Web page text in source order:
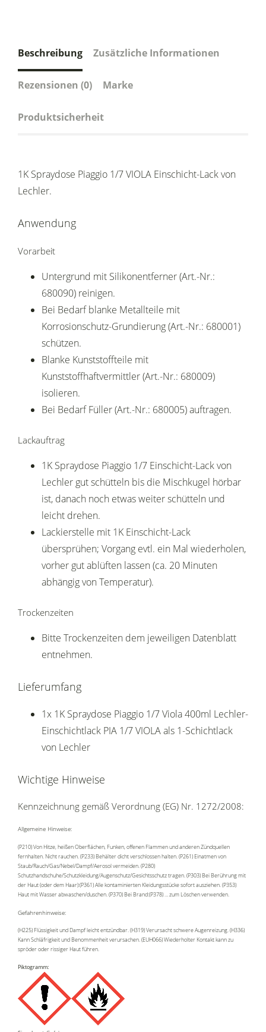
Beschreibung Zusätzliche Informationen
Rezensionen (0) Marke
Produktsicherheit
1K Spraydose Piaggio 1/7 VIOLA Einschicht-Lack von
Lechler.
Anwendung
Vorarbeit
Untergrund mit Silikonentferner (Art.-Nr.:
680090) reinigen.
Bei Bedarf blanke Metallteile mit
Korrosionschutz-Grundierung (Art.-Nr.: 680001)
schützen.
Blanke Kunststoffteile mit
Kunststoffhaftvermittler (Art.-Nr.: 680009)
isolieren.
Bei Bedarf Füller (Art.-Nr.: 680005) auftragen.
Lackauftrag
1K Spraydose Piaggio 1/7 Einschicht-Lack von
Lechler gut schütteln bis die Mischkugel hörbar
ist, danach noch etwas weiter schütteln und
leicht drehen.
Lackierstelle mit 1K Einschicht-Lack
übersprühen; Vorgang evtl. ein Mal wiederholen,
vorher gut ablüften lassen (ca. 20 Minuten
abhängig von Temperatur).
Trockenzeiten
Bitte Trockenzeiten dem jeweiligen Datenblatt
entnehmen.
Lieferumfang
1x 1K Spraydose Piaggio 1/7 Viola 400ml Lechler-
Einschichtlack PIA 1/7 VIOLA als 1-Schichtlack
von Lechler
Wichtige Hinweise
Kennzeichnung gemäß Verordnung (EG) Nr. 1272/2008:
Allgemeine Hinweise:
(P210) Von Hitze, heißen Oberflächen, Funken, offenen Flammen und anderen Zündquellen
fernhalten. Nicht rauchen. (P233) Behälter dicht verschlossen halten. (P261) Einatmen von
Staub/Rauch/Gas/Nebel/Dampf/Aerosol vermeiden. (P280)
Schutzhandschuhe/Schutzkleidung/Augenschutz/Gesichtsschutz tragen. (P303) Bei Berührung mit
der Haut (oder dem Haar):(P361) Alle kontaminierten Kleidungsstücke sofort ausziehen. (P353)
Haut mit Wasser abwaschen/duschen. (P370) Bei Brand:(P378) … zum Löschen verwenden.
Gefahrenhinweise:
(H225) Flüssigkeit und Dampf leicht entzündbar. (H319) Verursacht schwere Augenreizung. (H336)
Kann Schläfrigkeit und Benommenheit verursachen. (EUH066) Wiederholter Kontakt kann zu
spröder oder rissiger Haut führen.
Piktogramm: